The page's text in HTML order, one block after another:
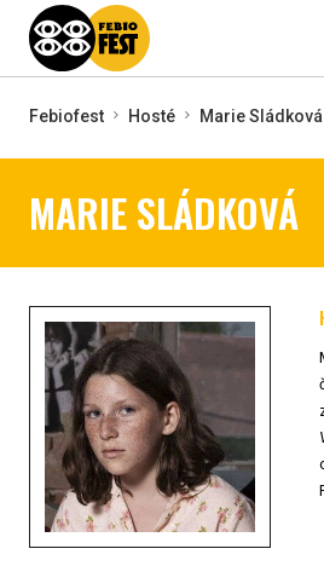
Febiofest Hosté Marie Sládková
MARIE SLÁDKOVÁ